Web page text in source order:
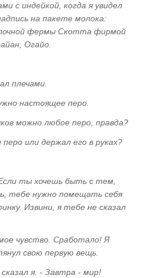
детей"
с индейкой, когда я увидел
на пакете молока:
фермы Скотта фирмой
Огайо.
плечами.
настоящее перо.
можно любое перо, правда?
или держал его в руках?
ты хочешь быть с тем,
тебе нужно помещать себя
Извини, я тебе не сказал
чувство. Сработало! Я
свою первую вещь.
я. - Завтра - мир!